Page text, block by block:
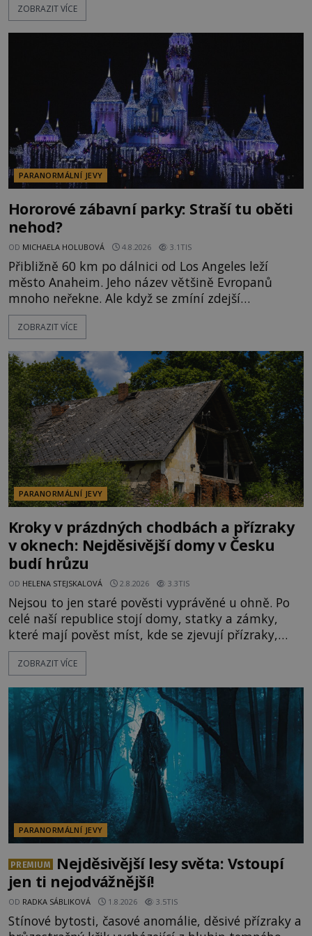
řetězu. Vše vyvrcholí katastrofou, když to Dreyfuss
následně nalezne schovaný kokain. Tímto
momentem se slavnému
ZOBRAZIT VÍCE
PARANORMÁLNÍ JEVY
Hororové zábavní parky: Straší tu oběti
nehod?
OD MICHAELA HOLUBOVÁ 4.8.2026 3.1TIS
Přibližně 60 km po dálnici od Los Angeles leží
město Anaheim. Jeho název většině Evropanů
mnoho neřekne. Ale když se zmíní zdejší
Disneyland, je hned jasno. Zábavní park vyroste na
poklidném místě bývalého sadu pomerančovníků.
kolem 17 000 000 zábavychtivých lidí ročně. A ač je
velká snaha to utajit, někteří z
ZOBRAZIT VÍCE
PARANORMÁLNÍ JEVY
Kroky v prázdných chodbách a přízraky
v oknech: Nejděsivější domy v Česku
budí hrůzu
OD HELENA STEJSKALOVÁ 2.8.2026 3.3TIS
Nejsou to jen staré pověsti vyprávěné u ohně. Po
celé naší republice stojí domy, statky a zámky,
které mají pověst míst, kde se zjevují přízraky,
ozývají nevysvětlitelné zvuky nebo se dějí podivné
jevy. Zatímco historici většinou hledají racionální
lokality vykazují nápadně podobná svědectví po
celé generace. A právě tato opakující se svědectví
ZOBRAZIT VÍCE
PARANORMÁLNÍ JEVY
PREMIUM
Nejděsivější lesy světa: Vstoupí
jen ti nejodvážnější!
OD RADKA SÁBLIKOVÁ 1.8.2026 3.5TIS
Stínové bytosti, časové anomálie, děsivé přízraky a